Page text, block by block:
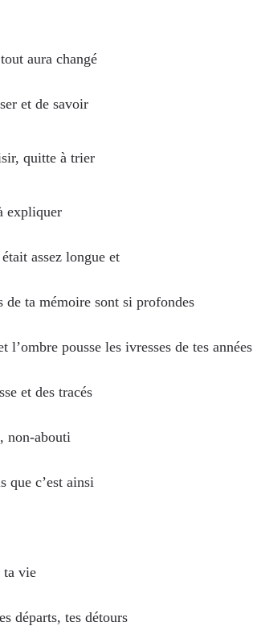
aura changé
et de savoir
quitte à trier
expliquer
assez longue et
de ta mémoire sont si profondes
l’ombre pousse les ivresses de tes années
et des tracés
non-abouti
que c’est ainsi
ta vie
départs, tes détours